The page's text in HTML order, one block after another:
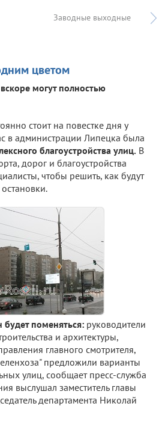
Заводные выходные
цветом
могут полностью
стоит на повестке дня у
в администрации Липецка была
благоустройства улиц. В
дорог и благоустройства
чтобы решить, как будут
поменяться: руководители
и архитектуры,
главного смотрителя,
предложили варианты
улиц, сообщает пресс-служба
выслушал заместитель главы
департамента Николай